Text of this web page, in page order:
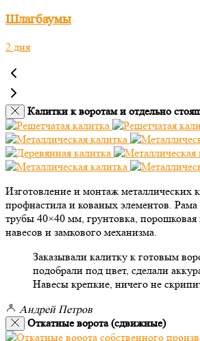
Шлагбаумы
2 дня
Калитки к воротам и отдельно
Изготовление и монтаж металлических
профнастила и кованых элементов.
трубы 40×40 мм, грунтовка, порошковая
навесов и замкового механизма.
Заказывали калитку к готовым
подобрали под цвет, сделали
Навесы крепкие, ничего не
Андрей Петров
Откатные ворота (сдвижные)